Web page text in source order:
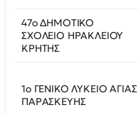
47ο ΔΗΜΟΤΙΚΟ
ΣΧΟΛΕΙΟ ΗΡΑΚΛΕΙΟΥ
ΚΡΗΤΗΣ
1ο ΓΕΝΙΚΟ ΛΥΚΕΙΟ ΑΓΙΑΣ
ΠΑΡΑΣΚΕΥΗΣ